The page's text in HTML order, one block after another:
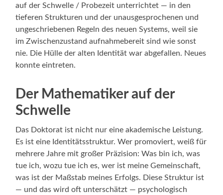
auf der Schwelle / Probezeit unterrichtet — in den
tieferen Strukturen und der unausgesprochenen und
ungeschriebenen Regeln des neuen Systems, weil sie
im Zwischenzustand aufnahmebereit sind wie sonst
nie. Die Hülle der alten Identität war abgefallen. Neues
konnte eintreten.
Der Mathematiker auf der
Schwelle
Das Doktorat ist nicht nur eine akademische Leistung.
Es ist eine Identitätsstruktur. Wer promoviert, weiß für
mehrere Jahre mit großer Präzision: Was bin ich, was
tue ich, wozu tue ich es, wer ist meine Gemeinschaft,
was ist der Maßstab meines Erfolgs. Diese Struktur ist
— und das wird oft unterschätzt — psychologisch